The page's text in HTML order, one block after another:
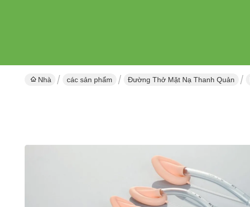
Nhà các sản phẩm Đường Thở Mặt Nạ Thanh Quản